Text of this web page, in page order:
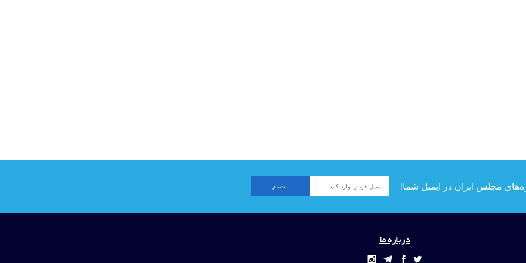
مجلس ایران در ایمیل شما!
درباره ما